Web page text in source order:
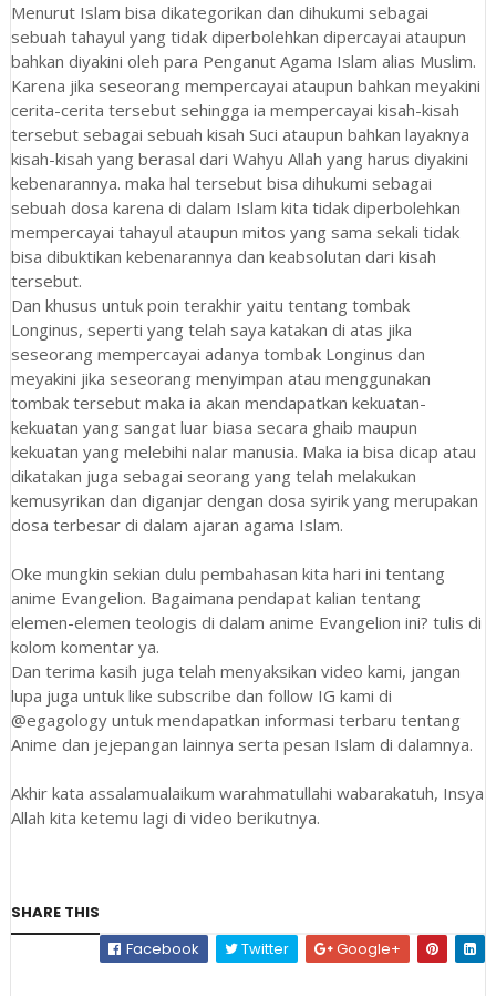
Menurut Islam bisa dikategorikan dan dihukumi sebagai
sebuah tahayul yang tidak diperbolehkan dipercayai ataupun
bahkan diyakini oleh para Penganut Agama Islam alias Muslim.
Karena jika seseorang mempercayai ataupun bahkan meyakini
cerita-cerita tersebut sehingga ia mempercayai kisah-kisah
tersebut sebagai sebuah kisah Suci ataupun bahkan layaknya
kisah-kisah yang berasal dari Wahyu Allah yang harus diyakini
kebenarannya. maka hal tersebut bisa dihukumi sebagai
sebuah dosa karena di dalam Islam kita tidak diperbolehkan
mempercayai tahayul ataupun mitos yang sama sekali tidak
bisa dibuktikan kebenarannya dan keabsolutan dari kisah
tersebut.
Dan khusus untuk poin terakhir yaitu tentang tombak
Longinus, seperti yang telah saya katakan di atas jika
seseorang mempercayai adanya tombak Longinus dan
meyakini jika seseorang menyimpan atau menggunakan
tombak tersebut maka ia akan mendapatkan kekuatan-
kekuatan yang sangat luar biasa secara ghaib maupun
kekuatan yang melebihi nalar manusia. Maka ia bisa dicap atau
dikatakan juga sebagai seorang yang telah melakukan
kemusyrikan dan diganjar dengan dosa syirik yang merupakan
dosa terbesar di dalam ajaran agama Islam.
Oke mungkin sekian dulu pembahasan kita hari ini tentang
anime Evangelion. Bagaimana pendapat kalian tentang
elemen-elemen teologis di dalam anime Evangelion ini? tulis di
kolom komentar ya.
Dan terima kasih juga telah menyaksikan video kami, jangan
lupa juga untuk like subscribe dan follow IG kami di
@egagology untuk mendapatkan informasi terbaru tentang
Anime dan jejepangan lainnya serta pesan Islam di dalamnya.
Akhir kata assalamualaikum warahmatullahi wabarakatuh, Insya
Allah kita ketemu lagi di video berikutnya.
SHARE THIS
Facebook
Twitter Google+